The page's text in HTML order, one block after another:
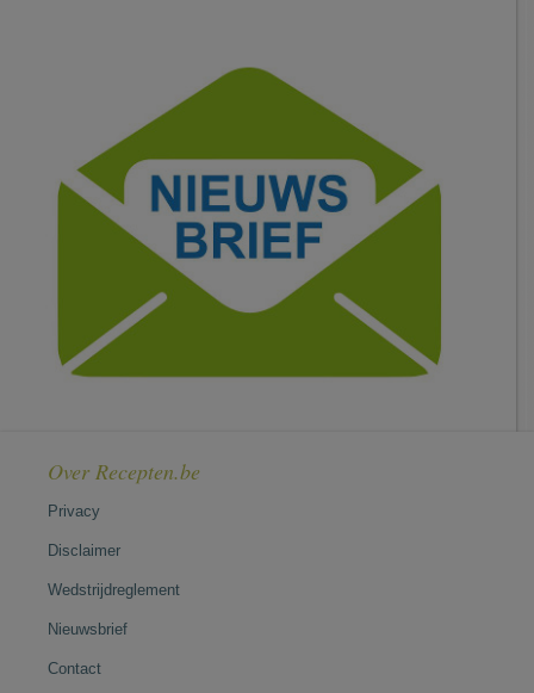
Over Recepten.be
Privacy
Disclaimer
Wedstrijdreglement
Nieuwsbrief
Contact